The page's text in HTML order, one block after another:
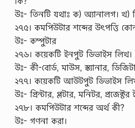
উঃ- তিনটি যথাঃ ক) অ্যানালগ। খ)
২৭৫। কমপিউটার শব্দের উৎপত্তি
উঃ- কম্পুটার
২৭৬। কয়েকটি ইনপুট ডিভাইস লিখ।
উঃ- কী-বোর্ড, মাউস, স্ক্যানার,
২৭৭। কয়েকটি আউটপুট ডিভাইস
উঃ- প্রিন্টার, প্লটার, মনিটর, প্রজেক্টর
২৭৮। কমপিউটার শব্দের অর্থ কী?
উঃ- গণনা করা।